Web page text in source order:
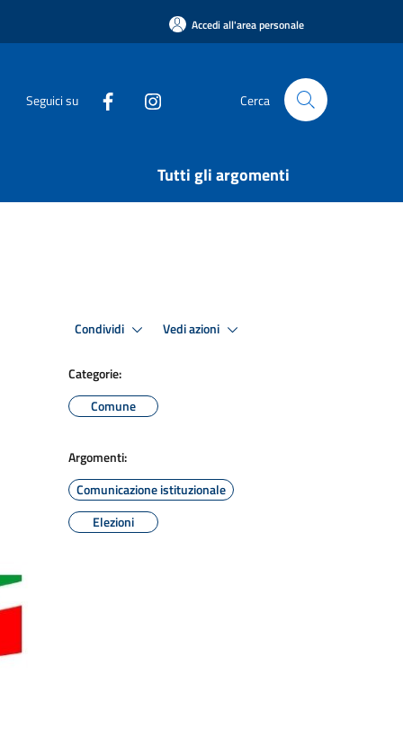
Accedi all'area personale
Seguici su Cerca
Tutti gli argomenti
Condividi Vedi azioni
Categorie:
Comune
Argomenti:
Comunicazione istituzionale
Elezioni